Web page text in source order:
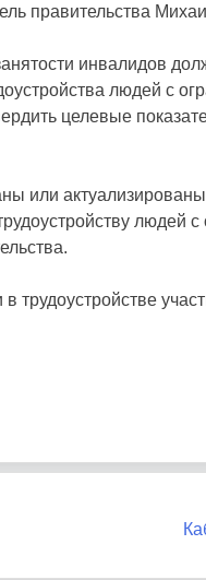
правительства
инвалидов
людей с
целевые
или
людей